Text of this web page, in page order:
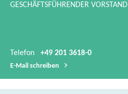
GESCHÄFTSFÜHRENDER VORSTAND
Telefon +49 201 3618-0
E-​Mail schreiben